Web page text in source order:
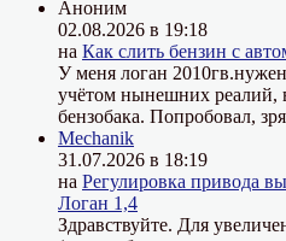
Аноним
02.08.2026 в 19:18
на Как слить бензин с
У меня логан
учётом нынешних реалий,
бензобака. Попробовал,
Mechanik
31.07.2026 в 18:19
на Регулировка привода
Логан 1,4
Здравствуйте. Для